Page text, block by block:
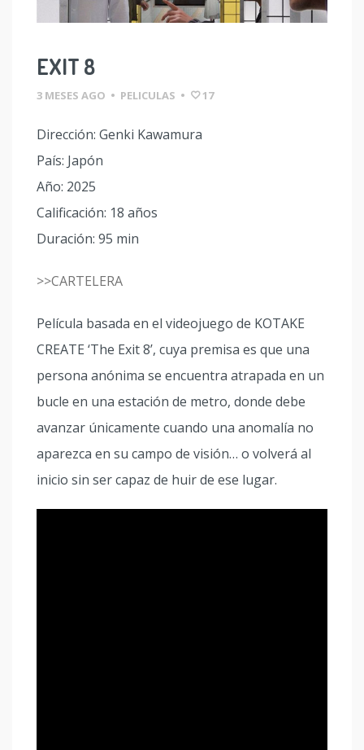
EXIT 8
3 MESES AGO • PELICULAS • 17
Dirección: Genki Kawamura
País: Japón
Año: 2025
Calificación: 18 años
Duración: 95 min
>>CARTELERA
Película basada en el videojuego de KOTAKE
CREATE ‘The Exit 8’, cuya premisa es que una
persona anónima se encuentra atrapada en un
bucle en una estación de metro, donde debe
avanzar únicamente cuando una anomalía no
aparezca en su campo de visión… o volverá al
inicio sin ser capaz de huir de ese lugar.